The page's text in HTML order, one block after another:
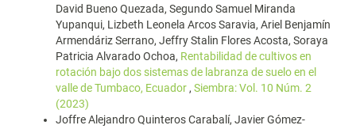
David Bueno Quezada, Segundo Samuel Miranda
Yupanqui, Lizbeth Leonela Arcos Saravia, Ariel Benjamín
Armendáriz Serrano, Jeffry Stalin Flores Acosta, Soraya
Patricia Alvarado Ochoa, Rentabilidad de cultivos en
rotación bajo dos sistemas de labranza de suelo en el
valle de Tumbaco, Ecuador , Siembra: Vol. 10 Núm. 2
(2023)
Joffre Alejandro Quinteros Carabalí, Javier Gómez-